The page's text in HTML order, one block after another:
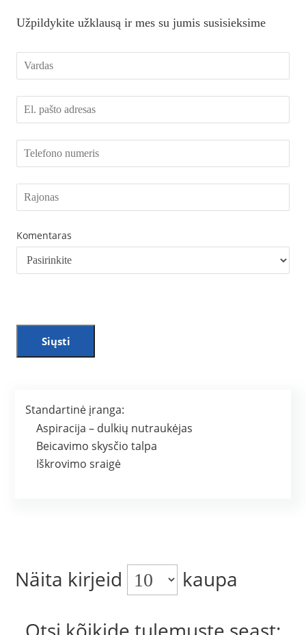
Užpildykite užklausą ir mes su jumis susisieksime
Komentaras
Siųsti
Standartinė įranga:
Aspiracija – dulkių nutraukėjas
Beicavimo skysčio talpa
Iškrovimo sraigė
Näita kirjeid
kaupa